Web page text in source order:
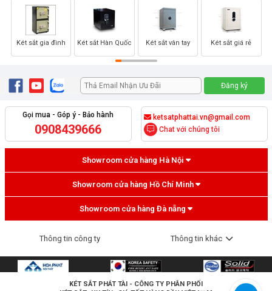
Két sắt gia đình Két sắt Hàn Quốc Két sắt vân tay Két sắt giá rẻ
Gọi mua - Góp ý - Bảo hành
0908439666
ketsatphattai.vn@gmail.com
Chat với chúng tôi
Showroom cửa hàng Hà Nội
Showroom cửa hàng Hồ Chí Minh
Showroom cửa hàng Đà nẵng
Thông tin công ty Thông tin khác
KÉT SẮT PHÁT TÀI - CÔNG TY PHÂN PHỐI